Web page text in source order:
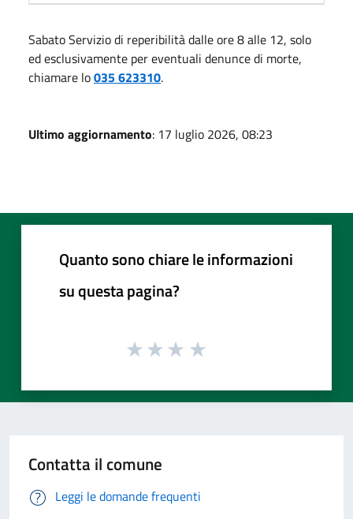
Sabato Servizio di reperibilità dalle ore 8 alle 12, solo
ed esclusivamente per eventuali denunce di morte,
chiamare lo035 623310.
Ultimo aggiornamento: 17 luglio 2026, 08:23
Quanto sono chiare le informazioni
su questa pagina?
Contatta il comune
Leggi le domande frequenti